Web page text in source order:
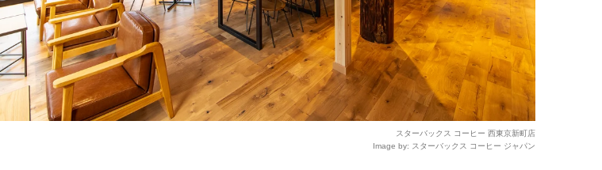
スターバックス コーヒー 西東京新町店
Image by: スターバックス コーヒー ジャパン